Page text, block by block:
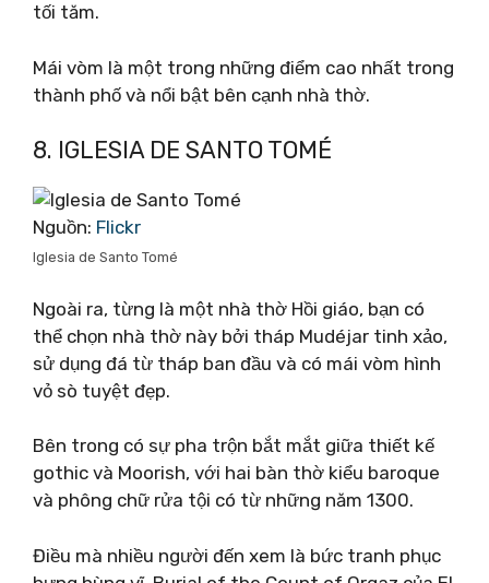
tối tăm.
Mái vòm là một trong những điểm cao nhất trong
thành phố và nổi bật bên cạnh nhà thờ.
8. IGLESIA DE SANTO TOMÉ
Nguồn: Flickr
Iglesia de Santo Tomé
Ngoài ra, từng là một nhà thờ Hồi giáo, bạn có
thể chọn nhà thờ này bởi tháp Mudéjar tinh xảo,
sử dụng đá từ tháp ban đầu và có mái vòm hình
vỏ sò tuyệt đẹp.
Bên trong có sự pha trộn bắt mắt giữa thiết kế
gothic và Moorish, với hai bàn thờ kiểu baroque
và phông chữ rửa tội có từ những năm 1300.
Điều mà nhiều người đến xem là bức tranh phục